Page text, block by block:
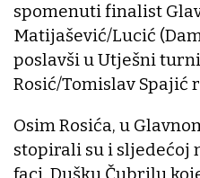
spomenuti finalist
Matijašević/Lucić
poslavši u Utješni
Rosić/Tomislav Spajić
Osim Rosića, u
stopirali su i sljedećoj